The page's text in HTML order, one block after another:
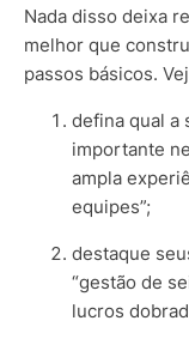
Nada disso deixa
melhor que
passos básicos.
defina qual a
importante
ampla
equipes”;
destaque
“gestão de
lucros